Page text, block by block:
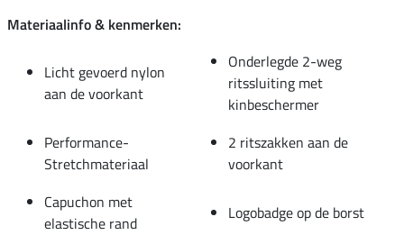
Materiaalinfo & kenmerken:
Licht gevoerd nylon
aan de voorkant
Onderlegde 2-weg
ritssluiting met
kinbeschermer
Performance-
Stretchmateriaal
2 ritszakken aan de
voorkant
Capuchon met
elastische rand
Logobadge op de borst